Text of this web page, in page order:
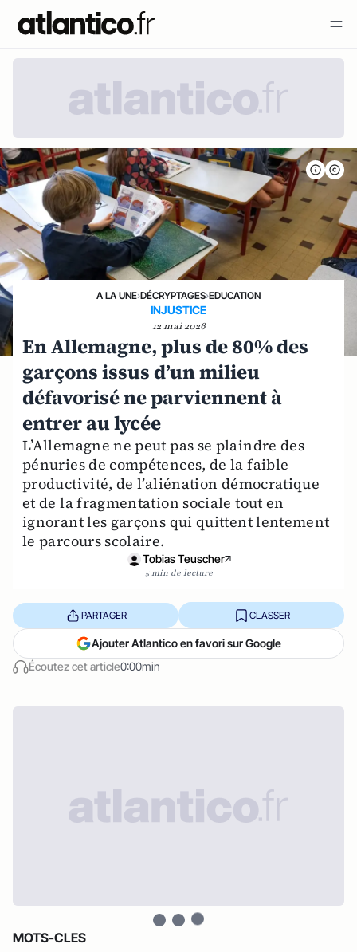
A LA UNE›DÉCRYPTAGES›EDUCATION
INJUSTICE
12 mai 2026
En Allemagne, plus de 80% des
garçons issus d’un milieu
défavorisé ne parviennent à
entrer au lycée
L’Allemagne ne peut pas se plaindre des
pénuries de compétences, de la faible
productivité, de l’aliénation démocratique
et de la fragmentation sociale tout en
ignorant les garçons qui quittent lentement
le parcours scolaire.
Tobias Teuscher
5 min de lecture
Écoutez cet article0:00min
PARTAGER CLASSER
Ajouter Atlantico en favori sur Google
MOTS-CLES